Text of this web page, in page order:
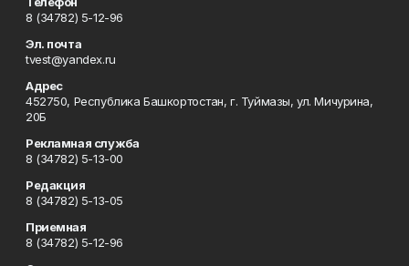
8 (34782) 5-12-96
Эл. почта
tvest@yandex.ru
Адрес
452750, Республика Башкортостан, г. Туймазы, ул. Мичурина,
20Б
Рекламная служба
8 (34782) 5-13-00
Редакция
8 (34782) 5-13-05
Приемная
8 (34782) 5-12-96